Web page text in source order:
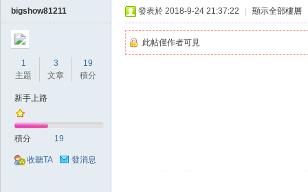
bigshow81211
1
主題
3
文章
19
積分
新手上路
積分 19
收聽TA 發消息
發表於 2018-9-24 21:37:22 顯示全部樓層
此帖僅作者可見